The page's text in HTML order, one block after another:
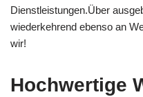
Dienstleistungen.Über
wiederkehrend ebenso an
wir!
Hochwertige